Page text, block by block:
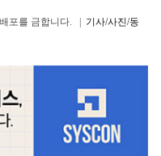
배포를 금합니다. | 기사/사진/동